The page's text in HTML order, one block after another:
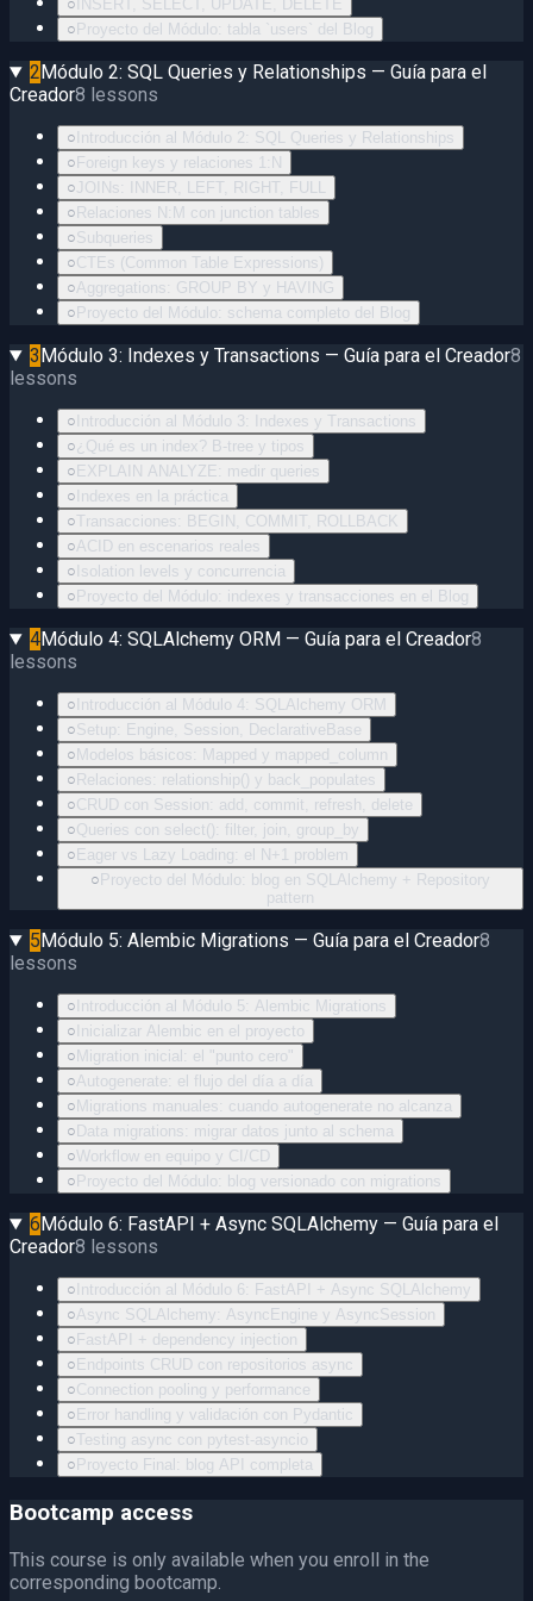
○ INSERT, SELECT, UPDATE, DELETE
○ Proyecto del Módulo: tabla `users` del Blog
2Módulo 2: SQL Queries y Relationships — Guía para el
Creador8 lessons
○ Introducción al Módulo 2: SQL Queries y Relationships
○ Foreign keys y relaciones 1:N
○ JOINs: INNER, LEFT, RIGHT, FULL
○ Relaciones N:M con junction tables
○Subqueries
○CTEs (Common Table Expressions)
○Aggregations: GROUP BY y HAVING
○ Proyecto del Módulo: schema completo del Blog
3Módulo 3: Indexes y Transactions — Guía para el Creador8
lessons
○ Introducción al Módulo 3: Indexes y Transactions
○¿Qué es un index? B-tree y tipos
○ EXPLAIN ANALYZE: medir queries
○ Indexes en la práctica
○Transacciones: BEGIN, COMMIT, ROLLBACK
○ACID en escenarios reales
○ Isolation levels y concurrencia
○ Proyecto del Módulo: indexes y transacciones en el Blog
4Módulo 4: SQLAlchemy ORM — Guía para el Creador8
lessons
○ Introducción al Módulo 4: SQLAlchemy ORM
○Setup: Engine, Session, DeclarativeBase
○ Modelos básicos: Mapped y mapped_column
○ Relaciones: relationship() y back_populates
○CRUD con Session: add, commit, refresh, delete
○Queries con select(): filter, join, group_by
○ Eager vs Lazy Loading: el N+1 problem
○ Proyecto del Módulo: blog en SQLAlchemy + Repository
pattern
5Módulo 5: Alembic Migrations — Guía para el Creador8
lessons
○ Introducción al Módulo 5: Alembic Migrations
○ Inicializar Alembic en el proyecto
○ Migration inicial: el "punto cero"
○Autogenerate: el flujo del día a día
○ Migrations manuales: cuando autogenerate no alcanza
○ Data migrations: migrar datos junto al schema
○Workflow en equipo y CI/CD
○ Proyecto del Módulo: blog versionado con migrations
6Módulo 6: FastAPI + Async SQLAlchemy — Guía para el
Creador8 lessons
○ Introducción al Módulo 6: FastAPI + Async SQLAlchemy
○Async SQLAlchemy: AsyncEngine y AsyncSession
○ FastAPI + dependency injection
○ Endpoints CRUD con repositorios async
○Connection pooling y performance
○ Error handling y validación con Pydantic
○Testing async con pytest-asyncio
○ Proyecto Final: blog API completa
Bootcamp access
This course is only available when you enroll in the
corresponding bootcamp.